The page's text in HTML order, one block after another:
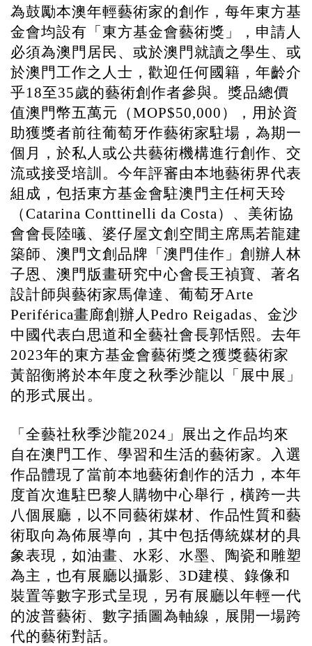
為鼓勵本澳年輕藝術家的創作，每年東方基
金會均設有「東方基金會藝術獎」，申請人
必須為澳門居民、或於澳門就讀之學生、或
於澳門工作之人士，歡迎任何國籍，年齡介
乎18至35歲的藝術創作者參與。獎品總價
值澳門幣五萬元（MOP$50,000 ），用於資
助獲獎者前往葡萄牙作藝術家駐場，為期一
個月，於私人或公共藝術機構進行創作、交
流或接受培訓。今年評審由本地藝術界代表
組成，包括東⽅基⾦會駐澳⾨主任柯天玲
（Catarina Conttinelli da Costa ）、美術協
會會長陸㬢、婆仔屋⽂創空間主席⾺若⿓建
築師、澳門文創品牌「澳門佳作」創辦人林
子恩、澳門版畫研究中心會長王禎寶、著名
設計師與藝術家馬偉達、葡萄牙Arte
Periférica畫廊創辦人 Pedro Reigadas、金沙
中國代表白思道和全藝社會長郭恬熙。去年
2023年的東方基金會藝術獎之獲獎藝術家
黃韶衡將於本年度之秋季沙龍以「展中展」
的形式展出。
「全藝社秋季沙⿓2024 」展出之作品均來
⾃在澳⾨⼯作、學習和⽣活的藝術家。入選
作品體現了當前本地藝術創作的活⼒，本年
度首次進駐巴黎人購物中心舉行，橫跨一共
八個展廳，以不同藝術媒材、作品性質和藝
術取向為佈展導向，其中包括傳統媒材的具
象表現，如油畫、⽔彩、⽔墨、陶瓷和雕塑
為主，也有展廳以攝影、
3D建模、錄像和
裝置等數字形式呈現，另有展廳以年輕一代
的波普藝術、數字插圖為軸線，展開一場跨
代的藝術對話。